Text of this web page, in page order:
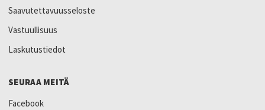
Saavutettavuusseloste
Vastuullisuus
Laskutustiedot
SEURAA MEITÄ
Facebook